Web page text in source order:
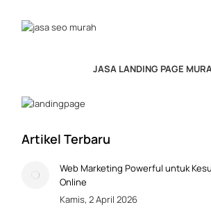
JASA LANDING PAGE
Artikel Terbaru
Web Marketing Powerful untuk
Online
Kamis, 2 April 2026